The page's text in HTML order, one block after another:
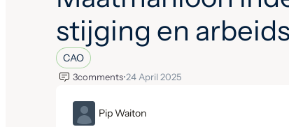
stijging en
CAO
3comments•24 April 2025
ML Pip Waiton